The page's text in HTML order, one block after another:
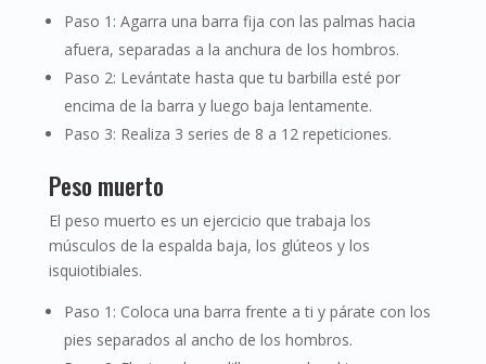
Paso 1: Agarra una barra fija con las palmas hacia
afuera, separadas a la anchura de los hombros.
Paso 2: Levántate hasta que tu barbilla esté por
encima de la barra y luego baja lentamente.
Paso 3: Realiza 3 series de 8 a 12 repeticiones.
Peso muerto
El peso muerto es un ejercicio que trabaja los
músculos de la espalda baja, los glúteos y los
isquiotibiales.
Paso 1: Coloca una barra frente a ti y párate con los
pies separados al ancho de los hombros.